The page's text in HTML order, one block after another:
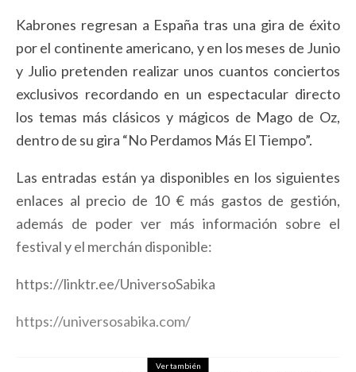
Kabrones regresan a España tras una gira de éxito
por el continente americano, y en los meses de Junio
y Julio pretenden realizar unos cuantos conciertos
exclusivos recordando en un espectacular directo
los temas más clásicos y mágicos de Mago de Oz,
dentro de su gira “No Perdamos Más El Tiempo”.
Las entradas están ya disponibles en los siguientes
enlaces al precio de 10 € más gastos de gestión,
además de poder ver más información sobre el
festival y el merchán disponible:
https://linktr.ee/UniversoSabika
https://universosabika.com/
Ver también